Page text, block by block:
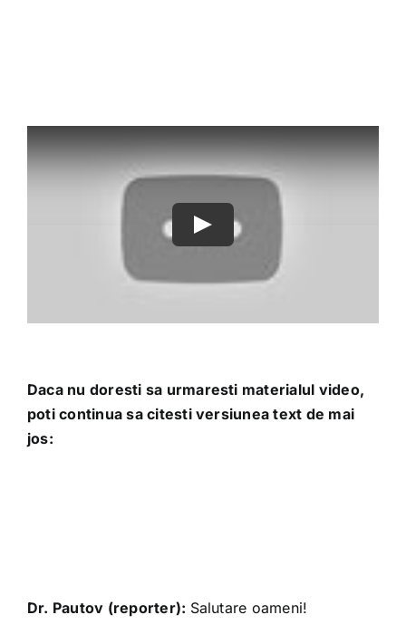
Daca nu doresti sa urmaresti materialul video,
poti continua sa citesti versiunea text de mai
jos:
Dr. Pautov (reporter): Salutare oameni!